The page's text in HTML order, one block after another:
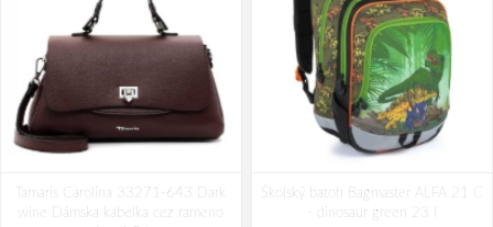
Tamaris Carolina 33271-643 Dark
wine Dámska kabelka cez rameno
Školský batoh Bagmaster ALFA 21 C
- dinosaur green 23 l